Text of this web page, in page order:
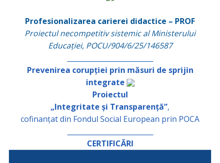
Profesionalizarea carierei didactice – PROF
Proiectul necompetitiv sistemic al Ministerului
Educației, POCU/904/6/25/146587
Prevenirea corupției prin măsuri de sprijin
integrate
Proiectul
„Integritate și Transparență”,
cofinanțat din Fondul Social European prin POCA
CERTIFICĂRI